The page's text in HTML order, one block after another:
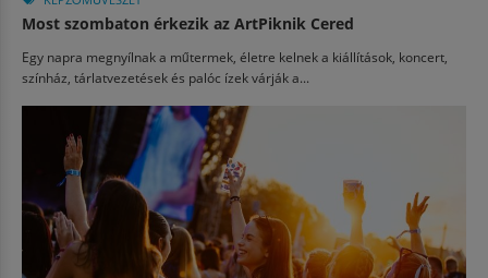
Most szombaton érkezik az ArtPiknik Cered
Egy napra megnyílnak a műtermek, életre kelnek a kiállítások, koncert,
színház, tárlatvezetések és palóc ízek várják a...